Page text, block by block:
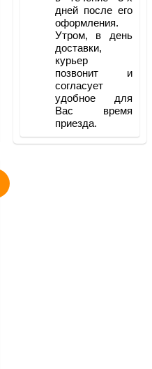
дней после его
оформления.
Утром, в день
доставки,
курьер
позвонит и
согласует
удобное для
Вас время
приезда.